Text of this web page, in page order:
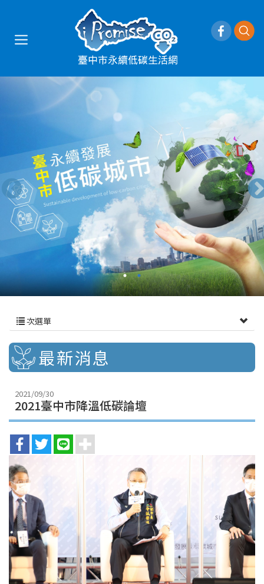
次選單
最新消息
2021/09/30
2021臺中市降溫低碳論壇